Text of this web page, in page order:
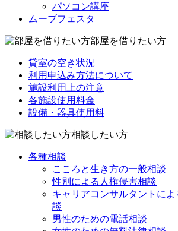
パソコン講座
ムーブフェスタ
部屋を借りたい方
貸室の空き状況
利用申込み方法について
施設利用上の注意
各施設使用料金
設備・器具使用料
相談したい方
各種相談
こころと生き方の一般相談
性別による人権侵害相談
キャリアコンサルタントに
談
男性のための電話相談